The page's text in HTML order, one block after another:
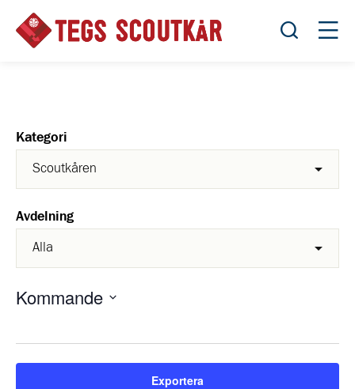
Öppna
Kategori
Avdelning
Kommande
datum.
Exportera